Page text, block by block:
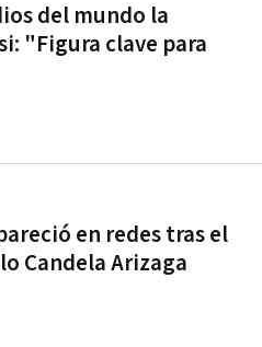
del mundo la
"Figura clave para
en redes tras el
Candela Arizaga